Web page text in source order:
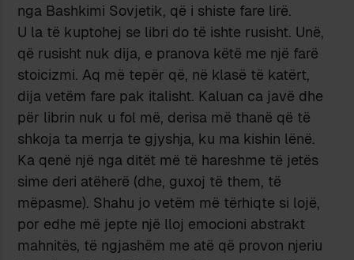
nga Bashkimi Sovjetik, që i shiste fare lirë.
U la të kuptohej se libri do të ishte rusisht. Unë,
që rusisht nuk dija, e pranova këtë me një farë
stoicizmi. Aq më tepër që, në klasë të katërt,
dija vetëm fare pak italisht. Kaluan ca javë dhe
për librin nuk u fol më, derisa më thanë që të
shkoja ta merrja te gjyshja, ku ma kishin lënë.
Ka qenë një nga ditët më të hareshme të jetës
sime deri atëherë (dhe, guxoj të them, të
mëpasme). Shahu jo vetëm më tërhiqte si lojë,
por edhe më jepte një lloj emocioni abstrakt
mahnitës, të ngjashëm me atë që provon njeriu